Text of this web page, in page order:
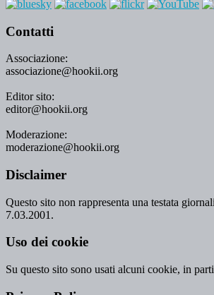
Contatti
Associazione:
associazione@hookii.org
Editor sito:
editor@hookii.org
Moderazione:
moderazione@hookii.org
Disclaimer
Questo sito non rappresenta una testata
7.03.2001.
Uso dei cookie
Su questo sito sono usati alcuni cookie, in